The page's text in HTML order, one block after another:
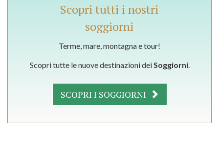
Scopri tutti i nostri
soggiorni
Terme, mare, montagna e tour!
Scopri tutte le nuove destinazioni deiSoggiorni.
SCOPRI I SOGGIORNI